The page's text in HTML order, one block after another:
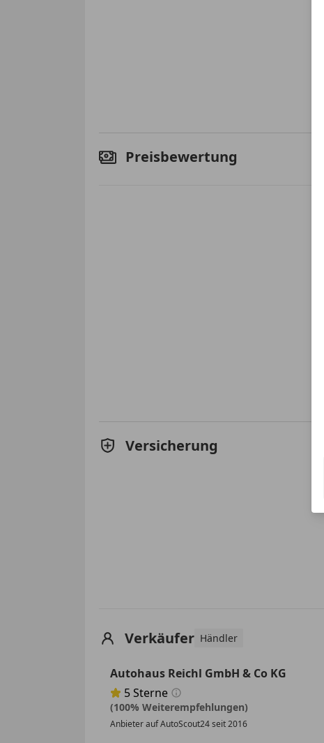
Preisbewertung
Versicherung
Verkäufer Händler
Autohaus Reichl GmbH & Co KG
Sternebewertung 5 von 5
5Sterne
(100% Weiterempfehlungen)
Anbieter auf AutoScout24 seit 2016